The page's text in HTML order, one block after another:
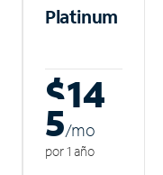
Platinum
$14
5/mo
por 1 año